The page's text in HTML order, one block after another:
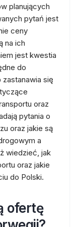
planujących
pytań jest
ceny
na ich
jest kwestia
do
się
oraz
pytania o
oraz jakie są
a
wiedzieć, jak
oraz jakie
do Polski.
ofertę